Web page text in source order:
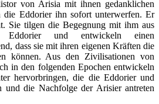
von Arisia mit ihnen gedanklichen
Eddorier ihn sofort unterwerfen. Er
Sie tilgen die Begegnung mit ihm aus
Eddorier und entwickeln einen
dass sie mit ihren eigenen Kräften die
können. Aus den Zivilisationen von
in den folgenden Epochen entwickeln
hervorbringen, die die Eddorier und
und die Nachfolge der Arisier antreten